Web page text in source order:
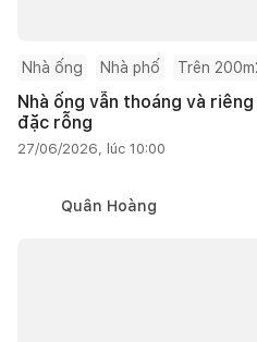
Nhà ống Nhà phố Trên
Nhà ống vẫn thoáng và
đặc rỗng
27/06/2026, lúc 10:00
Quân Hoàng